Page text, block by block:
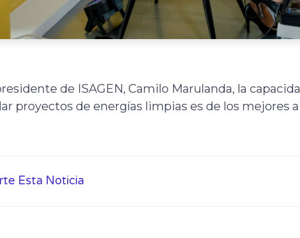
de ISAGEN, Camilo Marulanda, la
proyectos de energías limpias es de los mejores
Esta Noticia